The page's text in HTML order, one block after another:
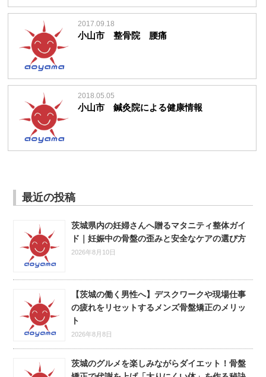
2017.09.18
小山市 整骨院 腰痛
2018.05.05
小山市 鍼灸院による健康情報
最近の投稿
茨城県内の妊婦さんへ贈るマタニティ整体ガイ
ド｜妊娠中の骨盤の歪みと安全なケアの選び方
2026年8月10日
【茨城の働く男性へ】デスクワークや現場仕事
の疲れをリセットするメンズ骨盤矯正のメリッ
ト
2026年8月8日
茨城のグルメを楽しみながらダイエット！骨盤